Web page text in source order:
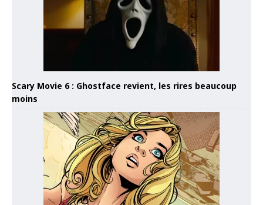
Scary Movie 6 : Ghostface revient, les rires beaucoup
moins